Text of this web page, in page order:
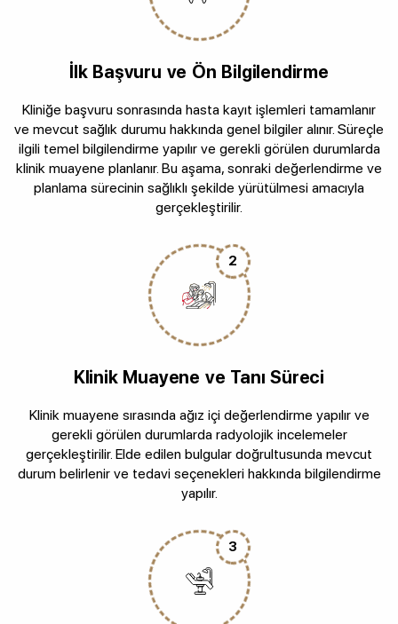
İlk Başvuru ve Ön Bilgilendirme
Kliniğe başvuru sonrasında hasta kayıt işlemleri tamamlanır
ve mevcut sağlık durumu hakkında genel bilgiler alınır. Süreçle
ilgili temel bilgilendirme yapılır ve gerekli görülen durumlarda
klinik muayene planlanır. Bu aşama, sonraki değerlendirme ve
planlama sürecinin sağlıklı şekilde yürütülmesi amacıyla
gerçekleştirilir.
2
Klinik Muayene ve Tanı Süreci
Klinik muayene sırasında ağız içi değerlendirme yapılır ve
gerekli görülen durumlarda radyolojik incelemeler
gerçekleştirilir. Elde edilen bulgular doğrultusunda mevcut
durum belirlenir ve tedavi seçenekleri hakkında bilgilendirme
yapılır.
3